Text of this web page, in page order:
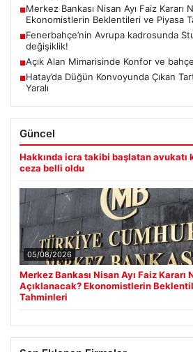
■Merkez Bankası Nisan Ayı Faiz Kararı
Ekonomistlerin Beklentileri ve Piyasa
■Fenerbahçe’nin Avrupa kadrosunda
değişiklik!
■Açık Alan Mimarisinde Konfor ve
■Hatay’da Düğün Konvoyunda Çıkan
Yaralı
Güncel
Hakkında icra takibi başlatan
ceza belli oldu
05/08/2026
Merkez Bankası Nisan Ayı Faiz Kararı
Açıklanacak? Ekonomistlerin
Tahminleri